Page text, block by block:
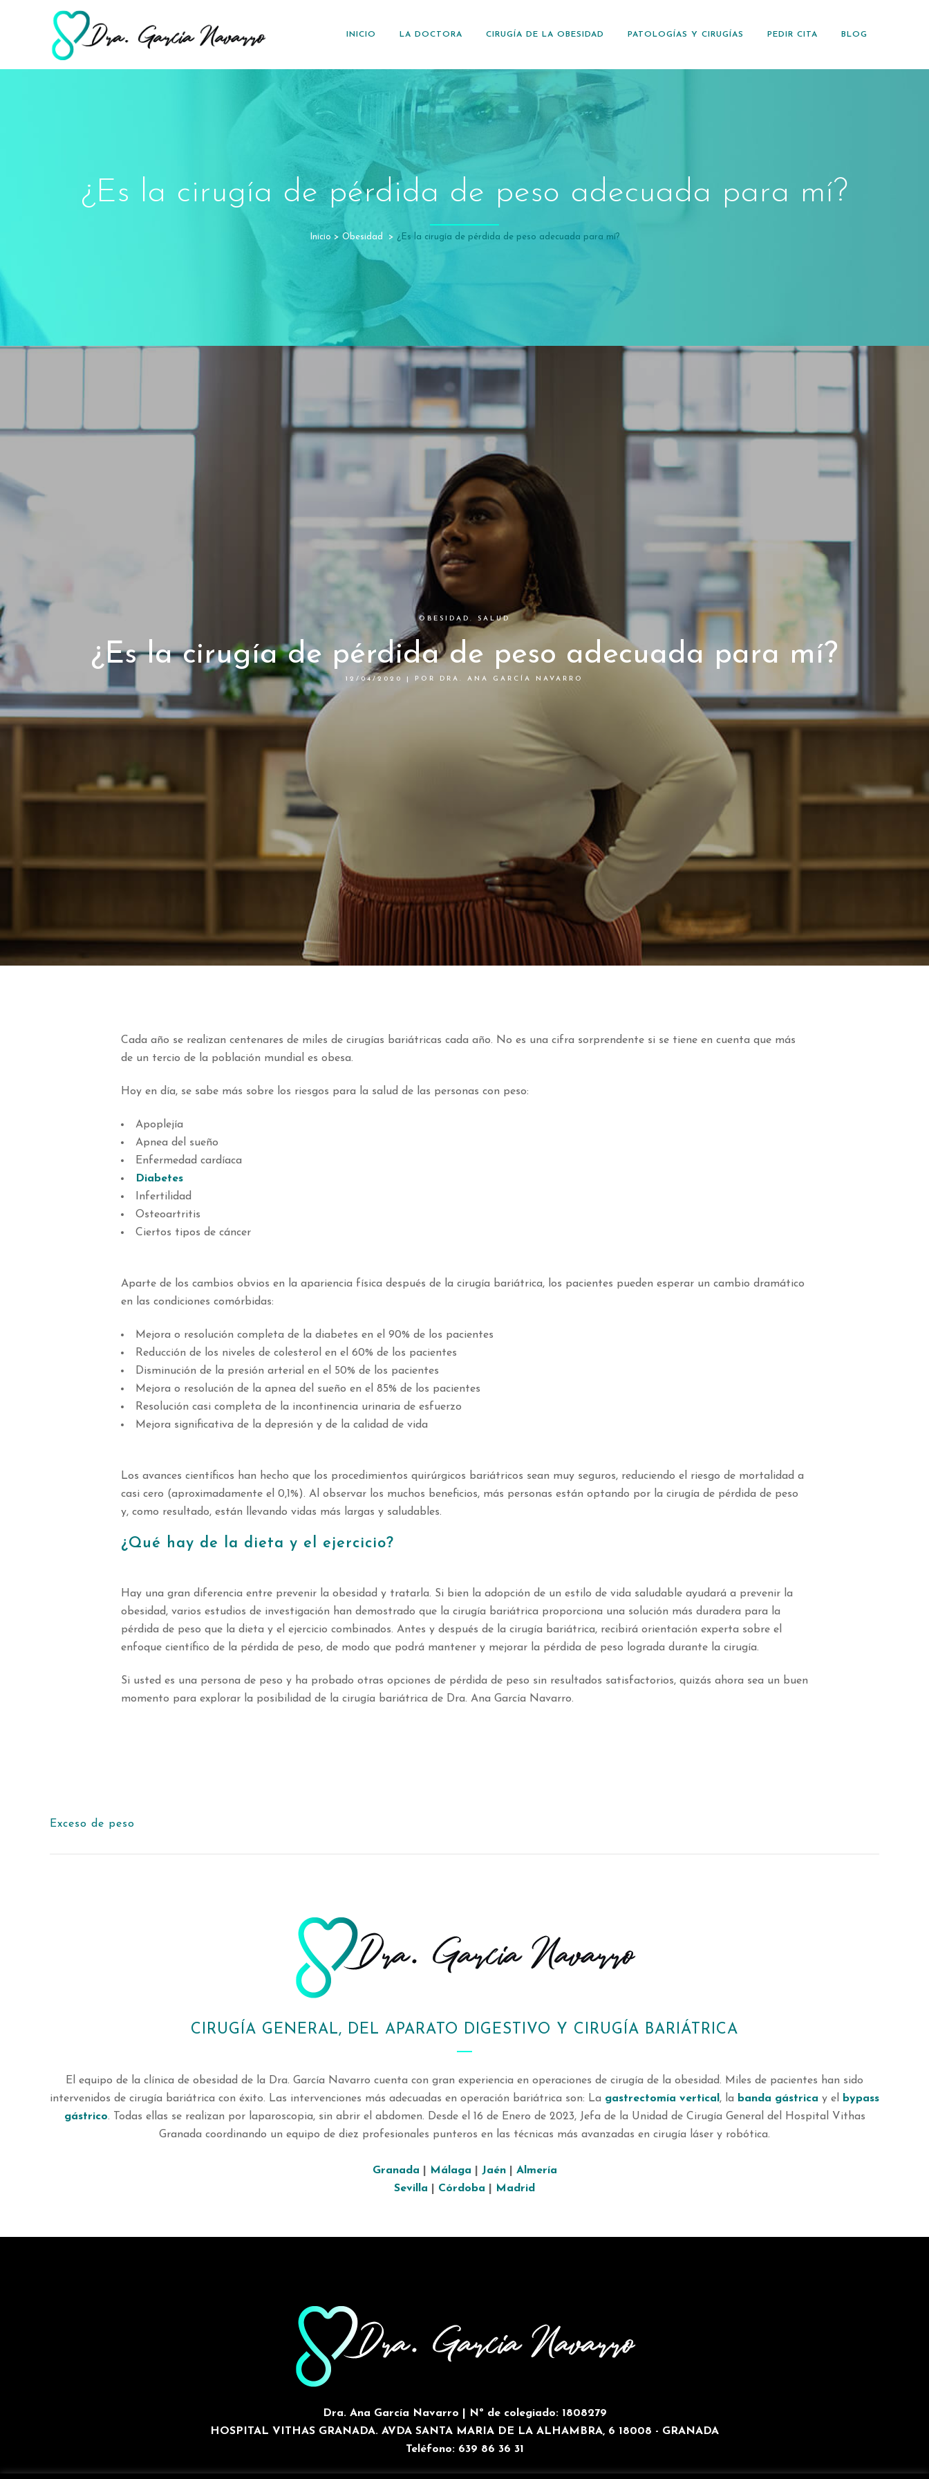
INICIO LA DOCTORA CIRUGÍA DE LA OBESIDAD PATOLOGÍAS Y CIRUGÍAS PEDIR CITA BLOG
¿Es la cirugía de pérdida de peso adecuada para mí?
Inicio > Obesidad > ¿Es la cirugía de pérdida de peso adecuada para mí?
OBESIDAD , SALUD
¿Es la cirugía de pérdida de peso adecuada para mí?
12/04/2020 | POR DRA. ANA GARCÍA NAVARRO
Cada año se realizan centenares de miles de cirugías bariátricas cada año. No es una cifra sorprendente si se tiene en cuenta que más
de un tercio de la población mundial es obesa.
Hoy en día, se sabe más sobre los riesgos para la salud de las personas con peso:
Apoplejía
Apnea del sueño
Enfermedad cardíaca
Diabetes
Infertilidad
Osteoartritis
Ciertos tipos de cáncer
Aparte de los cambios obvios en la apariencia física después de la cirugía bariátrica, los pacientes pueden esperar un cambio dramático
en las condiciones comórbidas:
Mejora o resolución completa de la diabetes en el 90% de los pacientes
Reducción de los niveles de colesterol en el 60% de los pacientes
Disminución de la presión arterial en el 50% de los pacientes
Mejora o resolución de la apnea del sueño en el 85% de los pacientes
Resolución casi completa de la incontinencia urinaria de esfuerzo
Mejora significativa de la depresión y de la calidad de vida
Los avances científicos han hecho que los procedimientos quirúrgicos bariátricos sean muy seguros, reduciendo el riesgo de mortalidad a
casi cero (aproximadamente el 0,1%). Al observar los muchos beneficios, más personas están optando por la cirugía de pérdida de peso
y, como resultado, están llevando vidas más largas y saludables.
¿Qué hay de la dieta y el ejercicio?
Hay una gran diferencia entre prevenir la obesidad y tratarla. Si bien la adopción de un estilo de vida saludable ayudará a prevenir la
obesidad, varios estudios de investigación han demostrado que la cirugía bariátrica proporciona una solución más duradera para la
pérdida de peso que la dieta y el ejercicio combinados. Antes y después de la cirugía bariátrica, recibirá orientación experta sobre el
enfoque científico de la pérdida de peso, de modo que podrá mantener y mejorar la pérdida de peso lograda durante la cirugía.
Si usted es una persona de peso y ha probado otras opciones de pérdida de peso sin resultados satisfactorios, quizás ahora sea un buen
momento para explorar la posibilidad de la cirugía bariátrica de Dra. Ana García Navarro.
Exceso de peso
CIRUGÍA GENERAL, DEL APARATO DIGESTIVO Y CIRUGÍA BARIÁTRICA
El equipo de la clínica de obesidad de la Dra. García Navarro cuenta con gran experiencia en operaciones de cirugía de la obesidad. Miles de pacientes han sido
intervenidos de cirugía bariátrica con éxito. Las intervenciones más adecuadas en operación bariátrica son: La gastrectomía vertical, la banda gástrica y el bypass
gástrico. Todas ellas se realizan por laparoscopia, sin abrir el abdomen. Desde el 16 de Enero de 2023, Jefa de la Unidad de Cirugía General del Hospital Vithas
Granada coordinando un equipo de diez profesionales punteros en las técnicas más avanzadas en cirugía láser y robótica.
Granada Málaga Jaén| Almería
Sevilla
Córdoba Madrid
Dra. Ana García Navarro | Nº de colegiado: 1808279
HOSPITAL VITHAS GRANADA. AVDA SANTA MARIA DE LA ALHAMBRA, 6 18008 - GRANADA
Teléfono: 639 86 36 31